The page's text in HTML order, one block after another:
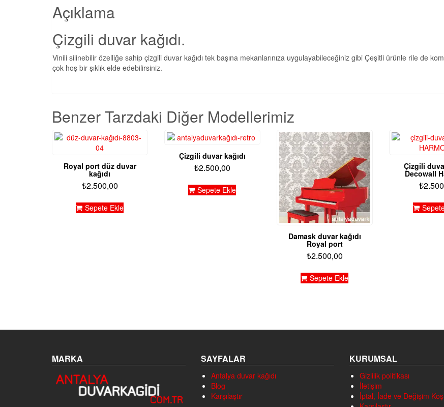
Açıklama
Çizgili duvar kağıdı.
Vinili silinebilir özelliğe sahip çizgili duvar kağıdı tek başına mekanlarınıza uygulayabileceğiniz gibi Çeşitli ürünle rile de
çok hoş bir şıklık elde edebilirsiniz.
Benzer Tarzdaki Diğer Modellerimiz
Royal port düz duvar
kağıdı
₺2.500,00
Sepete Ekle
Çizgili duvar kağıdı
₺2.500,00
Sepete Ekle
Damask duvar kağıdı
Royal port
₺2.500,00
Sepete Ekle
Çizgili
Decowall
₺
MARKA SAYFALAR
Antalya duvar kağıdı
Blog
Karşılaştır
KURUMSAL
Gizlilik politikası
İletişim
İptal, İade ve Değişim